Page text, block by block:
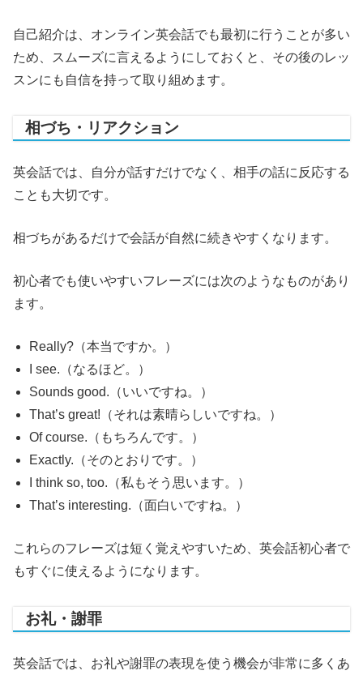
自己紹介は、オンライン英会話でも最初に行うことが多い
ため、スムーズに言えるようにしておくと、その後のレッ
スンにも自信を持って取り組めます。
相づち・リアクション
英会話では、自分が話すだけでなく、相手の話に反応する
ことも大切です。
相づちがあるだけで会話が自然に続きやすくなります。
初心者でも使いやすいフレーズには次のようなものがあり
ます。
Really?（本当ですか。）
I see.（なるほど。）
Sounds good.（いいですね。）
That’s great!（それは素晴らしいですね。）
Of course.（もちろんです。）
Exactly.（そのとおりです。）
I think so, too.（私もそう思います。）
That’s interesting.（面白いですね。）
これらのフレーズは短く覚えやすいため、英会話初心者で
もすぐに使えるようになります。
お礼・謝罪
英会話では、お礼や謝罪の表現を使う機会が非常に多くあ